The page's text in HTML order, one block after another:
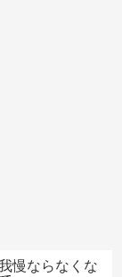
慢ならなくな